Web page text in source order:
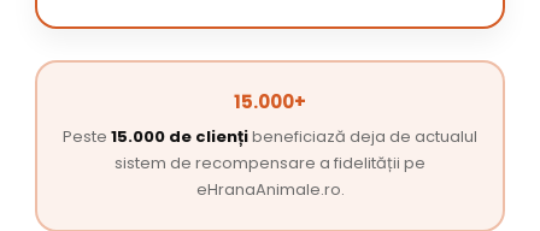
15.000+
Peste 15.000 de cliențibeneficiază deja de actualul
sistem de recompensare a fidelității pe
eHranaAnimale.ro.